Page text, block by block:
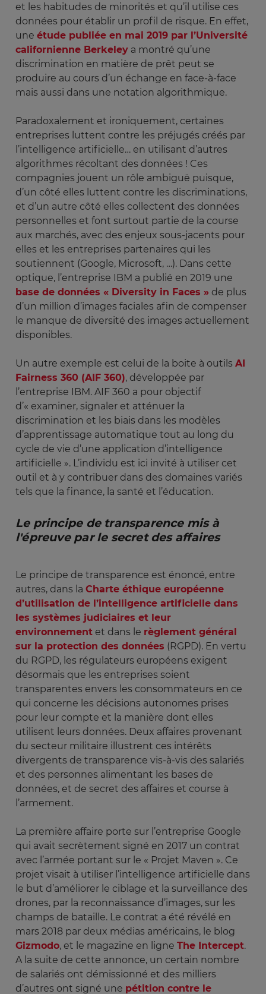
et les habitudes de minorités et qu’il utilise ces
données pour établir un profil de risque. En effet,
une étude publiée en mai 2019 par l’Université
californienne Berkeley a montré qu’une
discrimination en matière de prêt peut se
produire au cours d’un échange en face-à-face
mais aussi dans une notation algorithmique.
Paradoxalement et ironiquement, certaines
entreprises luttent contre les préjugés créés par
l’intelligence artificielle… en utilisant d’autres
algorithmes récoltant des données ! Ces
compagnies jouent un rôle ambiguë puisque,
d’un côté elles luttent contre les discriminations,
et d’un autre côté elles collectent des données
personnelles et font surtout partie de la course
aux marchés, avec des enjeux sous-jacents pour
elles et les entreprises partenaires qui les
soutiennent (Google, Microsoft, …). Dans cette
optique, l’entreprise IBM a publié en 2019 une
base de données « Diversity in Faces » de plus
d’un million d’images faciales afin de compenser
le manque de diversité des images actuellement
disponibles.
Un autre exemple est celui de la boite à outils AI
Fairness 360 (AIF 360), développée par
l’entreprise IBM. AIF 360 a pour objectif
d’« examiner, signaler et atténuer la
discrimination et les biais dans les modèles
d’apprentissage automatique tout au long du
cycle de vie d’une application d’intelligence
artificielle ». L’individu est ici invité à utiliser cet
outil et à y contribuer dans des domaines variés
tels que la finance, la santé et l’éducation.
Le principe de transparence mis à
l'épreuve par le secret des affaires
Le principe de transparence est énoncé, entre
autres, dans la Charte éthique européenne
d’utilisation de l’intelligence artificielle dans
les systèmes judiciaires et leur
environnement et dans le règlement général
sur la protection des données (RGPD). En vertu
du RGPD, les régulateurs européens exigent
désormais que les entreprises soient
transparentes envers les consommateurs en ce
qui concerne les décisions autonomes prises
pour leur compte et la manière dont elles
utilisent leurs données. Deux affaires provenant
du secteur militaire illustrent ces intérêts
divergents de transparence vis-à-vis des salariés
et des personnes alimentant les bases de
données, et de secret des affaires et course à
l’armement.
La première affaire porte sur l’entreprise Google
qui avait secrètement signé en 2017 un contrat
avec l’armée portant sur le « Projet Maven ». Ce
projet visait à utiliser l’intelligence artificielle dans
le but d’améliorer le ciblage et la surveillance des
drones, par la reconnaissance d’images, sur les
champs de bataille. Le contrat a été révélé en
mars 2018 par deux médias américains, le blog
Gizmodo, et le magazine en ligne The Intercept.
A la suite de cette annonce, un certain nombre
de salariés ont démissionné et des milliers
d’autres ont signé une pétition contre le